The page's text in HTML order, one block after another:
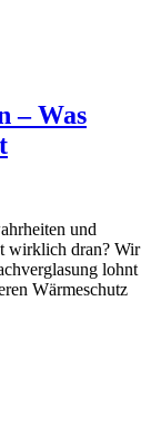
– Was
und
wirklich dran? Wir
lohnt
Wärmeschutz